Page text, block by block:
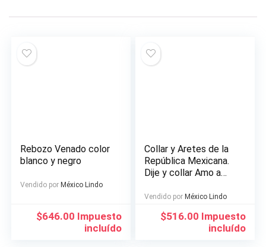
Rebozo Venado color
blanco y negro
Vendido por México Lindo
$646.00 Impuesto
incluído
Collar y Aretes de la
República Mexicana.
Dije y collar Amo a
Vendido por México Lindo
$516.00 Impuesto
incluído